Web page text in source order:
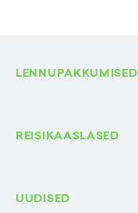
LENNUPAKKUMISED
REISIKAASLASED
UUDISED